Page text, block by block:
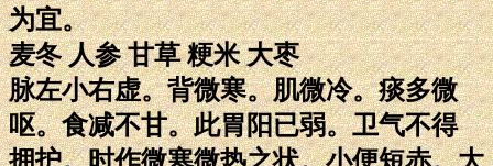
为宜。
麦冬 人参 甘草 粳米 大枣
脉左小右虚。背微寒。肌微冷。痰多微
呕。食减不甘。此胃阳已弱。卫气不得